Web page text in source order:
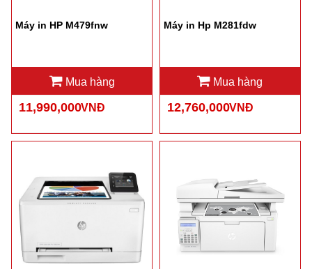
Máy in HP M479fnw
Mua hàng
11,990,000VNĐ
Máy in Hp M281fdw
Mua hàng
12,760,000VNĐ